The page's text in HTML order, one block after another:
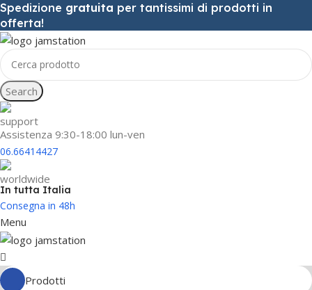
Spedizione gratuita per tantissimi di prodotti in
offerta!
Search
Assistenza 9:30-18:00 lun-ven
06.66414427
In tutta Italia
Consegna in 48h
Menu
Prodotti